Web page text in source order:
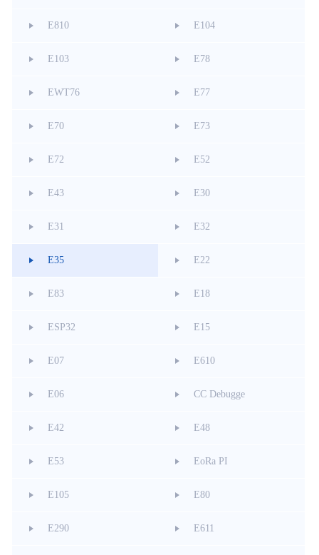
E810 E104
E103 E78
EWT76 E77
E70 E73
E72 E52
E43 E30
E31 E32
E35 E22
E83 E18
ESP32 E15
E07 E610
E06 CC Debugge
E42 E48
E53 EoRa PI
E105 E80
E290 E611